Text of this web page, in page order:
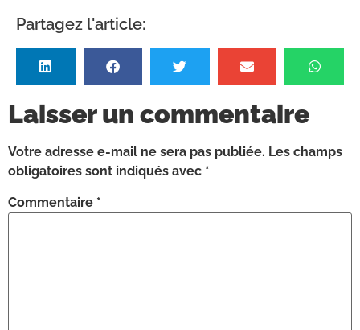
Partagez l'article:
Laisser un commentaire
Votre adresse e-mail ne sera pas publiée. Les champs
obligatoires sont indiqués avec *
Commentaire *